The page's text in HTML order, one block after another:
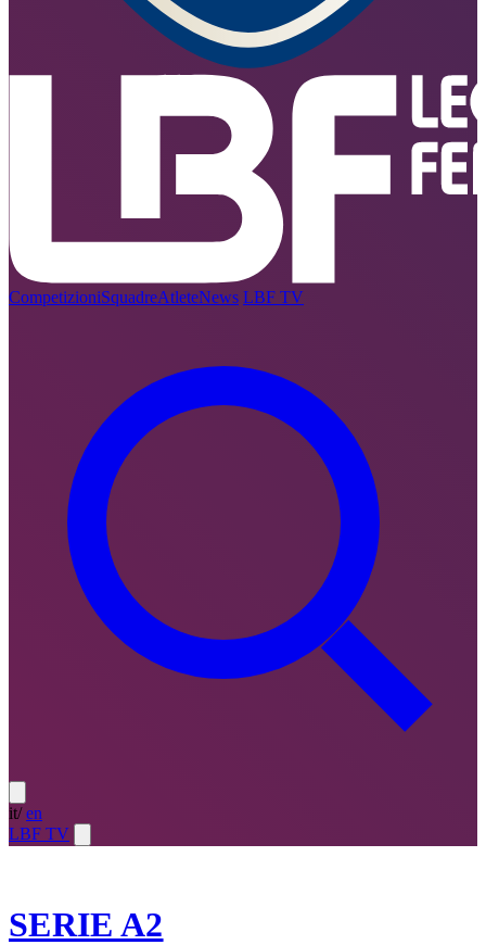
CompetizioniSquadreAtleteNews LBF TV
it/ en
LBF TV
SERIE A2